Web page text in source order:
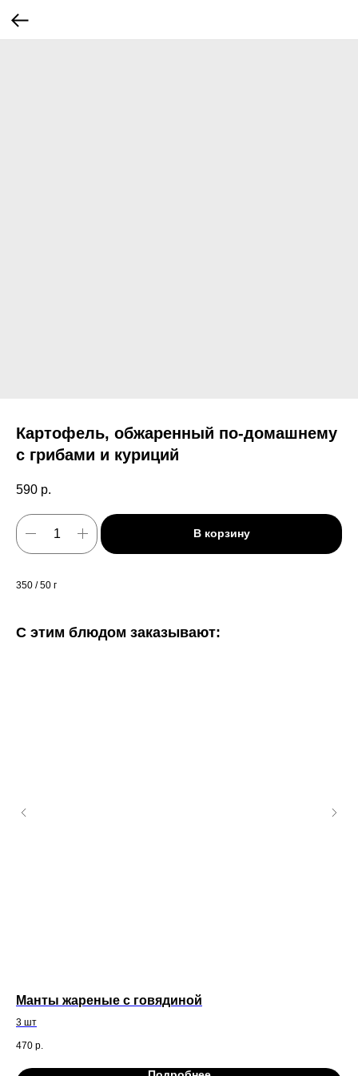
Картофель, обжаренный по-домашнему
с грибами и куриций
590 р.
В корзину
350 / 50 г
С этим блюдом заказывают:
Манты жареные с говядиной
3 шт
470 р.